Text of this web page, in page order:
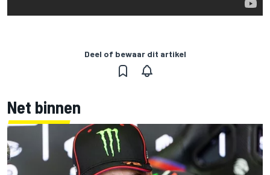
Deel of bewaar dit artikel
Net binnen